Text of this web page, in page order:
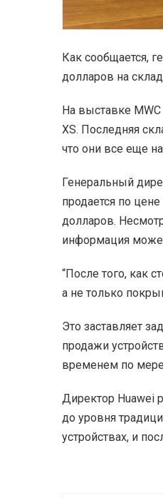
Как сообщается,
долларов на
На выставке
XS. Последняя
что они все еще
Генеральный
продается по
долларов.
информация
“После того, как
а не только
Это заставляет
продажи
временем по мере
Директор Huawei
до уровня
устройствах, и